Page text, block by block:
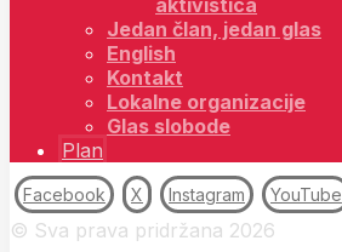
aktivistica
Jedan član, jedan glas
English
Kontakt
Lokalne organizacije
Glas slobode
Plan
Facebook X Instagram YouTube
© Sva prava pridržana 2026